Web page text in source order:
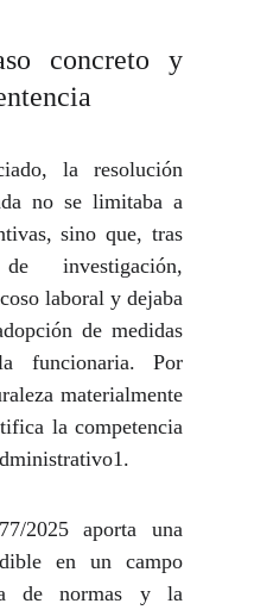
concreto y
la resolución
no se limitaba a
sino que, tras
investigación,
laboral y dejaba
de medidas
funcionaria. Por
materialmente
la competencia
2025 aporta una
en un campo
de normas y la